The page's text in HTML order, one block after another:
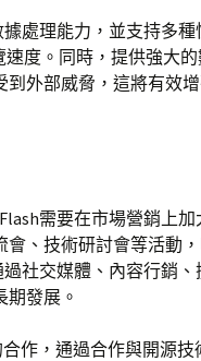
處理能力，並支持多種
度。同時，提供強大
外部威脅，這將有效
需要在市場營銷上加
會、技術研討會等活動
社交媒體、內容行銷、
發展。
作，通過合作與開源技